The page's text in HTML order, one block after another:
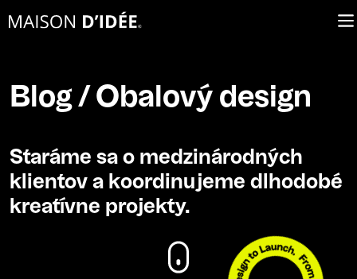
Blog / Obalový design
Staráme sa o medzinárodných
klientov a koordinujeme dlhodobé
kreatívne projekty.